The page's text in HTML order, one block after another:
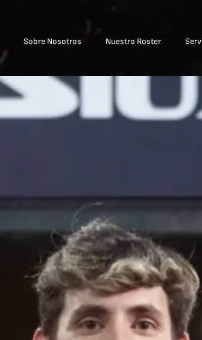
Sobre Nosotros Nuestro Roster